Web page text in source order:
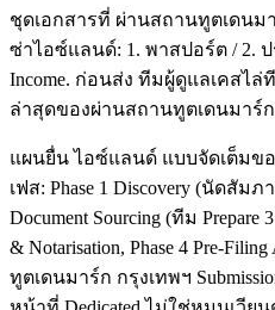
ชุดเอกสารที่ ผ่านสถานทูตเดนม
ซ่าไอซ์แลนด์: 1. พาสปอร์ต / 2. ป
Income. ก่อนส่ง ทีมผู้ดูแลเคสไ
ล่าสุดของผ่านสถานทูตเดนมาร์ก
แผนยื่น ไอซ์แลนด์ แบบจัดเต็มขอ
เฟส: Phase 1 Discovery (นัดสัม
Document Sourcing (ทีม Prepare
& Notarisation, Phase 4 Pre-
ทูตเดนมาร์ก กรุงเทพฯ